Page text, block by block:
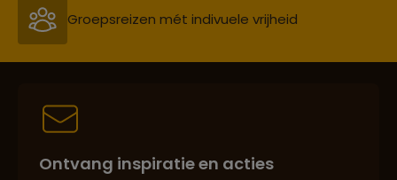
Groepsreizen mét indivuele vrijheid
Persoonlijk en deskundig reisadvies
Ontvang inspiratie en acties